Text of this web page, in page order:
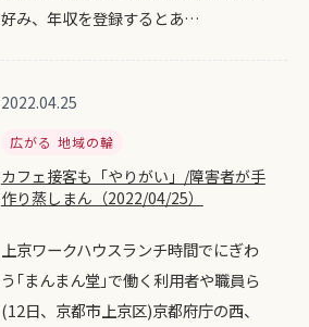
好み、年収を登録するとあ…
2022.04.25
広がる 地域の輪
カフェ接客も「やりがい」/障害者が手
作り蒸しまん（2022/04/25）
上京ワークハウスランチ時間でにぎわ
う｢まんまん堂｣で働く利用者や職員ら
(12日、京都市上京区)京都府庁の西、